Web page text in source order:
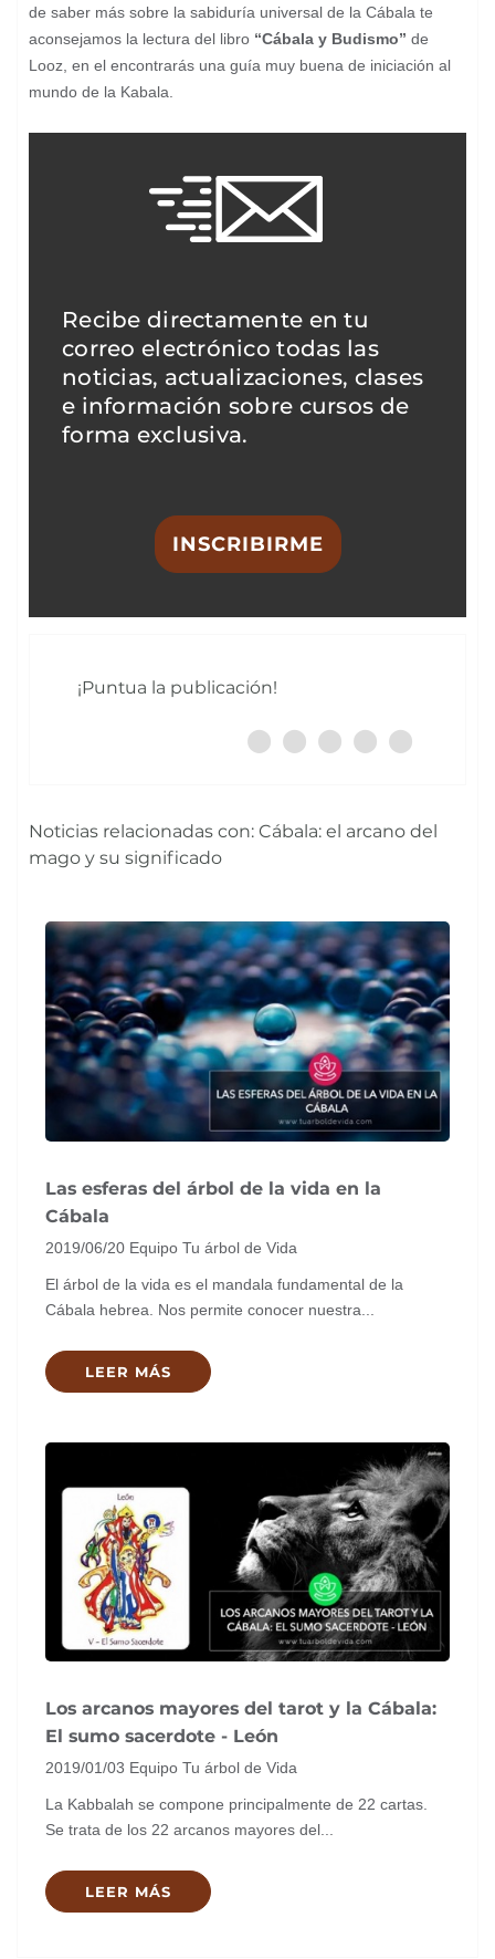
de saber más sobre la sabiduría universal de la Cábala te
aconsejamos la lectura del libro “Cábala y Budismo” de
Looz, en el encontrarás una guía muy buena de iniciación al
mundo de la Kabala.
Recibe directamente en tu
correo electrónico todas las
noticias, actualizaciones, clases
e información sobre cursos de
forma exclusiva.
INSCRIBIRME
¡Puntua la publicación!
Noticias relacionadas con: Cábala: el arcano del
mago y su significado
Las esferas del árbol de la vida en la
Cábala
2019/06/20 Equipo Tu árbol de Vida
El árbol de la vida es el mandala fundamental de la
Cábala hebrea. Nos permite conocer nuestra...
LEER MÁS
Los arcanos mayores del tarot y la Cábala:
El sumo sacerdote - León
2019/01/03 Equipo Tu árbol de Vida
La Kabbalah se compone principalmente de 22 cartas.
Se trata de los 22 arcanos mayores del...
LEER MÁS